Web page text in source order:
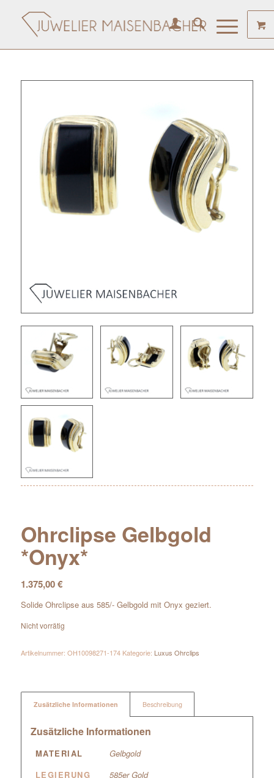
Ohrclipse Gelbgold
*Onyx*
1.375,00€
Solide Ohrclipse aus 585/- Gelbgold mit Onyx geziert.
Nicht vorrätig
Artikelnummer: OH10098271-174 Kategorie: Luxus Ohrclips
Zusätzliche Informationen Beschreibung
Zusätzliche Informationen
MATERIAL
Gelbgold
LEGIERUNG
585er Gold